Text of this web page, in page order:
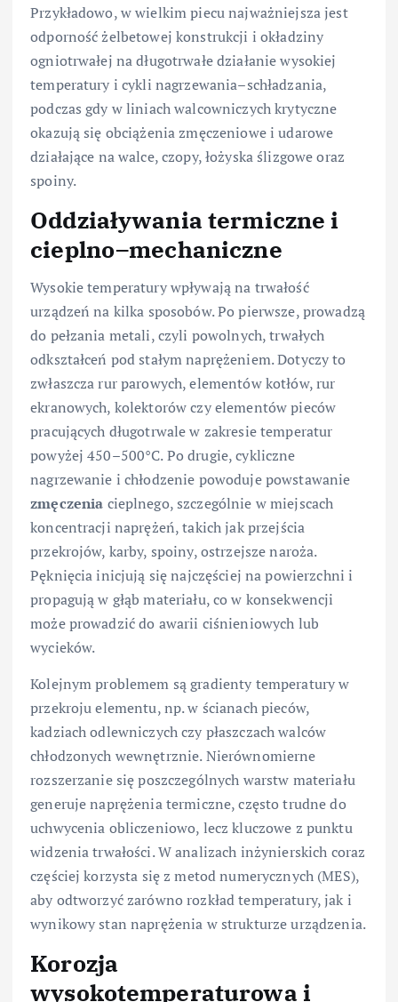
Przykładowo, w wielkim piecu najważniejsza jest
odporność żelbetowej konstrukcji i okładziny
ogniotrwałej na długotrwałe działanie wysokiej
temperatury i cykli nagrzewania–schładzania,
podczas gdy w liniach walcowniczych krytyczne
okazują się obciążenia zmęczeniowe i udarowe
działające na walce, czopy, łożyska ślizgowe oraz
spoiny.
Oddziaływania termiczne i
cieplno–mechaniczne
Wysokie temperatury wpływają na trwałość
urządzeń na kilka sposobów. Po pierwsze, prowadzą
do pełzania metali, czyli powolnych, trwałych
odkształceń pod stałym naprężeniem. Dotyczy to
zwłaszcza rur parowych, elementów kotłów, rur
ekranowych, kolektorów czy elementów pieców
pracujących długotrwale w zakresie temperatur
powyżej 450–500°C. Po drugie, cykliczne
nagrzewanie i chłodzenie powoduje powstawanie
zmęczenia cieplnego, szczególnie w miejscach
koncentracji naprężeń, takich jak przejścia
przekrojów, karby, spoiny, ostrzejsze naroża.
Pęknięcia inicjują się najczęściej na powierzchni i
propagują w głąb materiału, co w konsekwencji
może prowadzić do awarii ciśnieniowych lub
wycieków.
Kolejnym problemem są gradienty temperatury w
przekroju elementu, np. w ścianach pieców,
kadziach odlewniczych czy płaszczach walców
chłodzonych wewnętrznie. Nierównomierne
rozszerzanie się poszczególnych warstw materiału
generuje naprężenia termiczne, często trudne do
uchwycenia obliczeniowo, lecz kluczowe z punktu
widzenia trwałości. W analizach inżynierskich coraz
częściej korzysta się z metod numerycznych (MES),
aby odtworzyć zarówno rozkład temperatury, jak i
wynikowy stan naprężenia w strukturze urządzenia.
Korozja
wysokotemperaturowa i